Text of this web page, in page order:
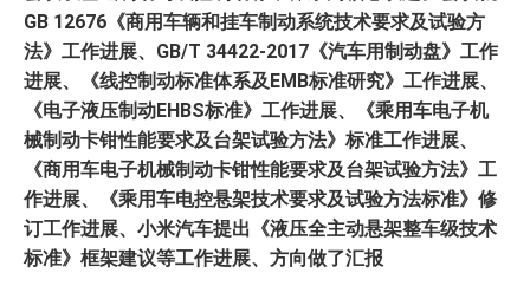
GB 12676《商用车辆和挂车制动系统技术要求及试验方
法》工作进展、GB/T 34422-2017《汽车用制动盘》工作
进展、《线控制动标准体系及EMB标准研究》工作进展、
《电子液压制动EHBS标准》工作进展、《乘用车电子机
械制动卡钳性能要求及台架试验方法》标准工作进展、
《商用车电子机械制动卡钳性能要求及台架试验方法》工
作进展、《乘用车电控悬架技术要求及试验方法标准》修
订工作进展、小米汽车提出《液压全主动悬架整车级技术
标准》框架建议等工作进展、方向做了汇报